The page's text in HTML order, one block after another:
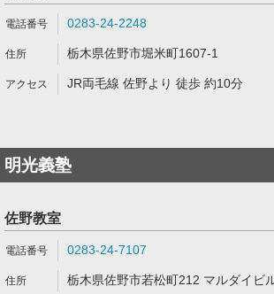
0283-24-2248
栃木県佐野市堀米町1607-1
JR両毛線 佐野より 徒歩 約10分
明光義塾
佐野教室
0283-24-7107
栃木県佐野市若松町212 マルダイビ